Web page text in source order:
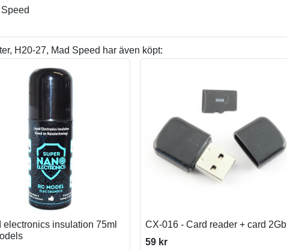
H20-27, Mad Speed har även köpt:
electronics insulation 75ml
CX-016 - Card reader + card 2Gb
59 kr